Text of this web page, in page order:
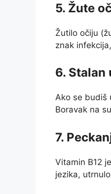
5. Žute
Žutilo očiju
znak
6. Stalan
Ako se budiš
Boravak na
7.
Vitamin B12
jezika,